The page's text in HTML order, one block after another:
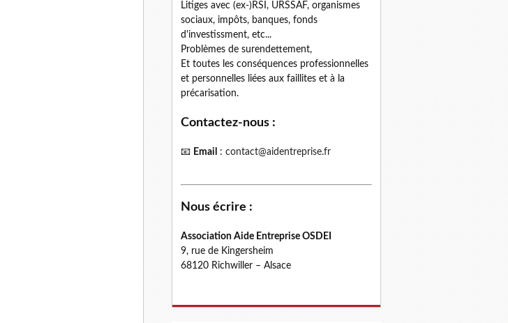
Litiges avec (ex-)RSI, URSSAF, organismes
sociaux, impôts, banques, fonds
d'investissment, etc...
Problèmes de surendettement,
Et toutes les conséquences professionnelles
et personnelles liées aux faillites et à la
précarisation.
Contactez-nous :
📧 Email : contact@aidentreprise.fr
Nous écrire :
Association Aide Entreprise OSDEI
9, rue de Kingersheim
68120 Richwiller – Alsace